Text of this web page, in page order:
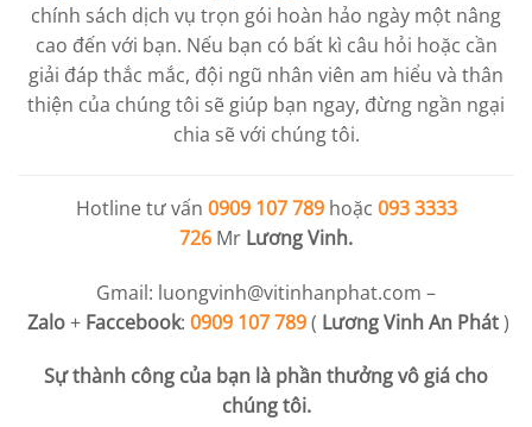
chính sách dịch vụ trọn gói hoàn hảo ngày một nâng
cao đến với bạn. Nếu bạn có bất kì câu hỏi hoặc cần
giải đáp thắc mắc, đội ngũ nhân viên am hiểu và thân
thiện của chúng tôi sẽ giúp bạn ngay, đừng ngần ngại
chia sẽ với chúng tôi.
Hotline tư vấn 0909 107 789hoặc 093 3333
726 Mr Lương Vinh.
Gmail: luongvinh@vitinhanphat.com –
Zalo+ Faccebook: 0909 107 789( Lương Vinh An Phát)
Sự thành công của bạn là phần thưởng vô giá cho
chúng tôi.